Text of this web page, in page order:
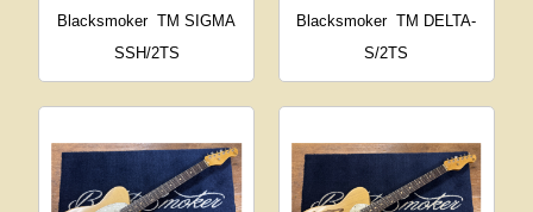
Blacksmoker TM SIGMA
SSH/2TS
Blacksmoker TM DELTA-
S/2TS